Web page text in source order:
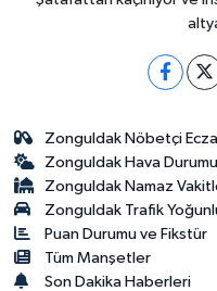
Zonguldak Nöbetçi
Zonguldak Hava Durumu
Zonguldak Namaz
Zonguldak Trafik
Puan Durumu ve Fikstür
Tüm Manşetler
Son Dakika Haberleri